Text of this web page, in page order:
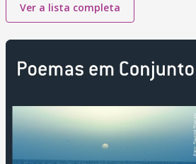
Ver a lista completa